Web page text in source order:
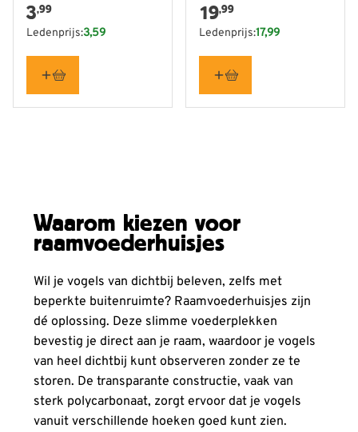
3,99
Ledenprijs:3,59
19,99
Ledenprijs:17,99
Waarom kiezen voor
raamvoederhuisjes
Wil je vogels van dichtbij beleven, zelfs met
beperkte buitenruimte? Raamvoederhuisjes zijn
dé oplossing. Deze slimme voederplekken
bevestig je direct aan je raam, waardoor je vogels
van heel dichtbij kunt observeren zonder ze te
storen. De transparante constructie, vaak van
sterk polycarbonaat, zorgt ervoor dat je vogels
vanuit verschillende hoeken goed kunt zien.